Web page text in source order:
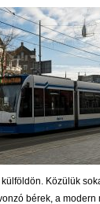
Közülük
bérek, a